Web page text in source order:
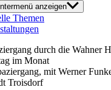
anzeigen
Themen
mit Werner